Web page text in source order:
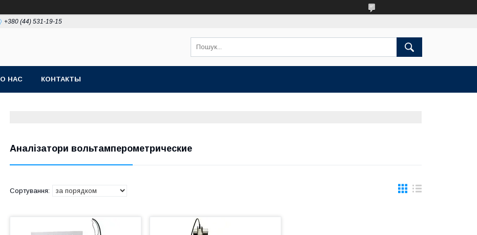
+380 (44) 531-19-15
О НАС КОНТАКТЫ
Аналізатори вольтамперометрические